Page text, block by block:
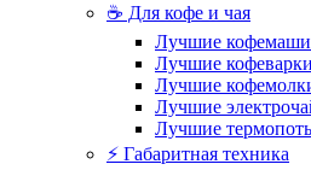
☕ Для кофе и чая
Лучшие
Лучшие кофеварки
Лучшие
Лучшие
Лучшие
⚡ Габаритная техника